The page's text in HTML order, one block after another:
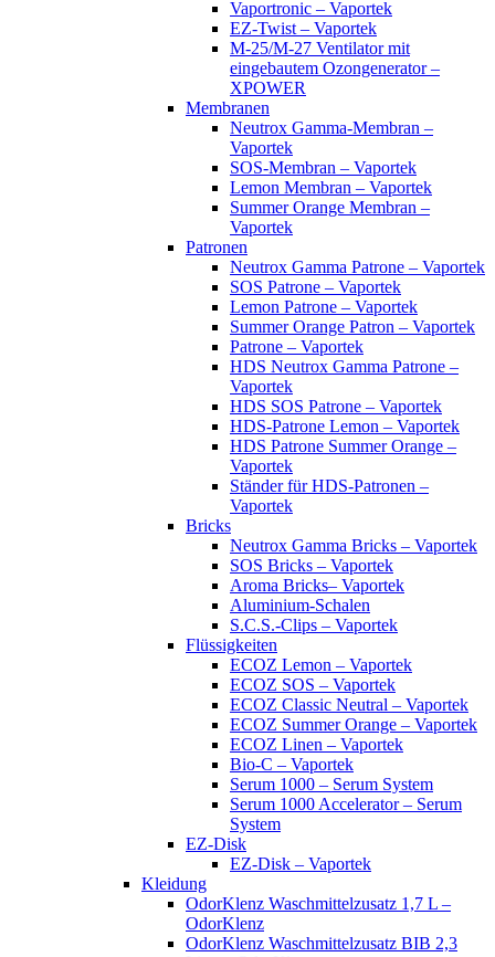
Vaportronic – Vaportek
EZ-Twist – Vaportek
M-25/M-27 Ventilator mit
eingebautem Ozongenerator –
XPOWER
Membranen
Neutrox Gamma-Membran –
Vaportek
SOS-Membran – Vaportek
Lemon Membran – Vaportek
Summer Orange Membran –
Vaportek
Patronen
Neutrox Gamma Patrone – Vaportek
SOS Patrone – Vaportek
Lemon Patrone – Vaportek
Summer Orange Patron – Vaportek
Patrone – Vaportek
HDS Neutrox Gamma Patrone –
Vaportek
HDS SOS Patrone – Vaportek
HDS-Patrone Lemon – Vaportek
HDS Patrone Summer Orange –
Vaportek
Ständer für HDS-Patronen –
Vaportek
Bricks
Neutrox Gamma Bricks – Vaportek
SOS Bricks – Vaportek
Aroma Bricks– Vaportek
Aluminium-Schalen
S.C.S.-Clips – Vaportek
Flüssigkeiten
ECOZ Lemon – Vaportek
ECOZ SOS – Vaportek
ECOZ Classic Neutral – Vaportek
ECOZ Summer Orange – Vaportek
ECOZ Linen – Vaportek
Bio-C – Vaportek
Serum 1000 – Serum System
Serum 1000 Accelerator – Serum
System
EZ-Disk
EZ-Disk – Vaportek
Kleidung
OdorKlenz Waschmittelzusatz 1,7 L –
OdorKlenz
OdorKlenz Waschmittelzusatz BIB 2,3